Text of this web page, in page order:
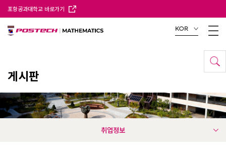
포항공과대학교 바로가기
KOR
게시판
취업정보